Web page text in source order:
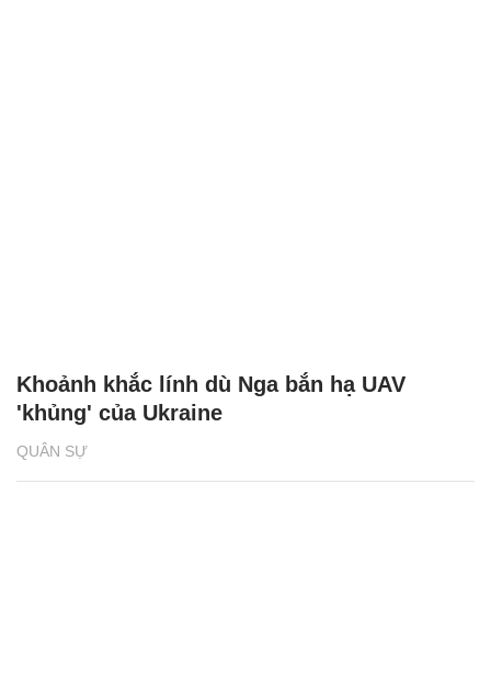
QUÂN SỰ
Khoảnh khắc lính dù Nga bắn hạ UAV
'khủng' của Ukraine